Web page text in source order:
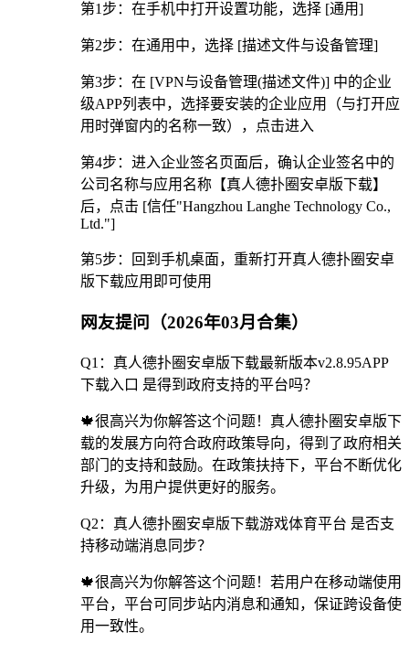
第1步：在手机中打开设置功能，选择 [通用]
第2步：在通用中，选择 [描述文件与设备管理]
第3步：在 [VPN与设备管理(描述文件)] 中的企业
级APP列表中，选择要安装的企业应用（与打开应
用时弹窗内的名称一致），点击进入
第4步：进入企业签名页面后，确认企业签名中的
公司名称与应用名称【真人德扑圈安卓版下载】
后，点击 [信任"Hangzhou Langhe Technology Co.,
Ltd."]
第5步：回到手机桌面，重新打开真人德扑圈安卓
版下载应用即可使用
网友提问（2026年03月合集）
Q1：真人德扑圈安卓版下载最新版本v2.8.95APP
下载入口 是得到政府支持的平台吗？
🍁很高兴为你解答这个问题！真人德扑圈安卓版下
载的发展方向符合政府政策导向，得到了政府相关
部门的支持和鼓励。在政策扶持下，平台不断优化
升级，为用户提供更好的服务。
Q2：真人德扑圈安卓版下载游戏体育平台 是否支
持移动端消息同步？
🍁很高兴为你解答这个问题！若用户在移动端使用
平台，平台可同步站内消息和通知，保证跨设备使
用一致性。